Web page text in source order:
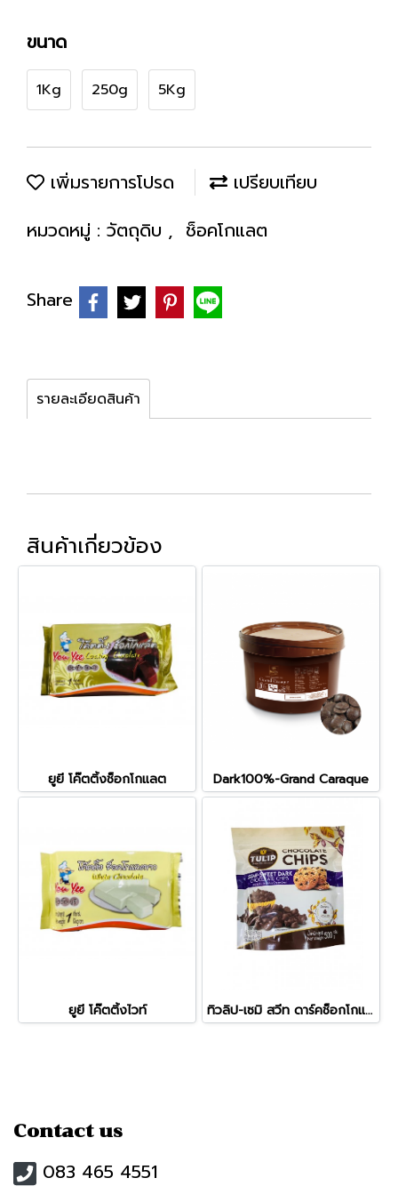
ขนาด
1Kg 250g 5Kg
เพิ่มรายการโปรด
เปรียบเทียบ
หมวดหมู่ : วัตถุดิบ , ช็อคโกแลต
Share
รายละเอียดสินค้า
สินค้าเกี่ยวข้อง
ยูยี โค๊ตติ้งช็อกโกแลต Dark100%-Grand Caraque
ยูยี โค๊ตติ้งไวท์ ทิวลิป-เซมิ สวีท ดาร์คช็อกโกแลตชิปส์
Contact us
083 465 4551